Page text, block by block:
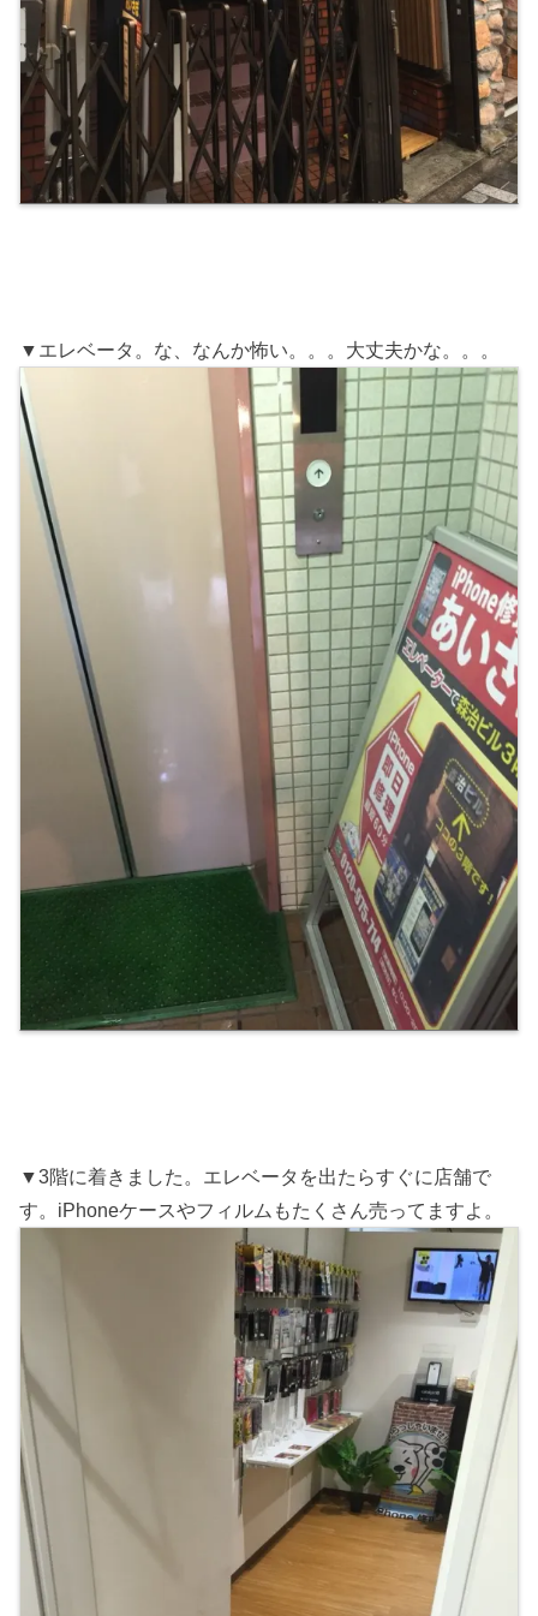
▼エレベータ。な、なんか怖い。。。大丈夫かな。。。
▼3階に着きました。エレベータを出たらすぐに店舗で
す。iPhoneケースやフィルムもたくさん売ってますよ。